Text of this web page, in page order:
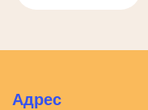
Адрес